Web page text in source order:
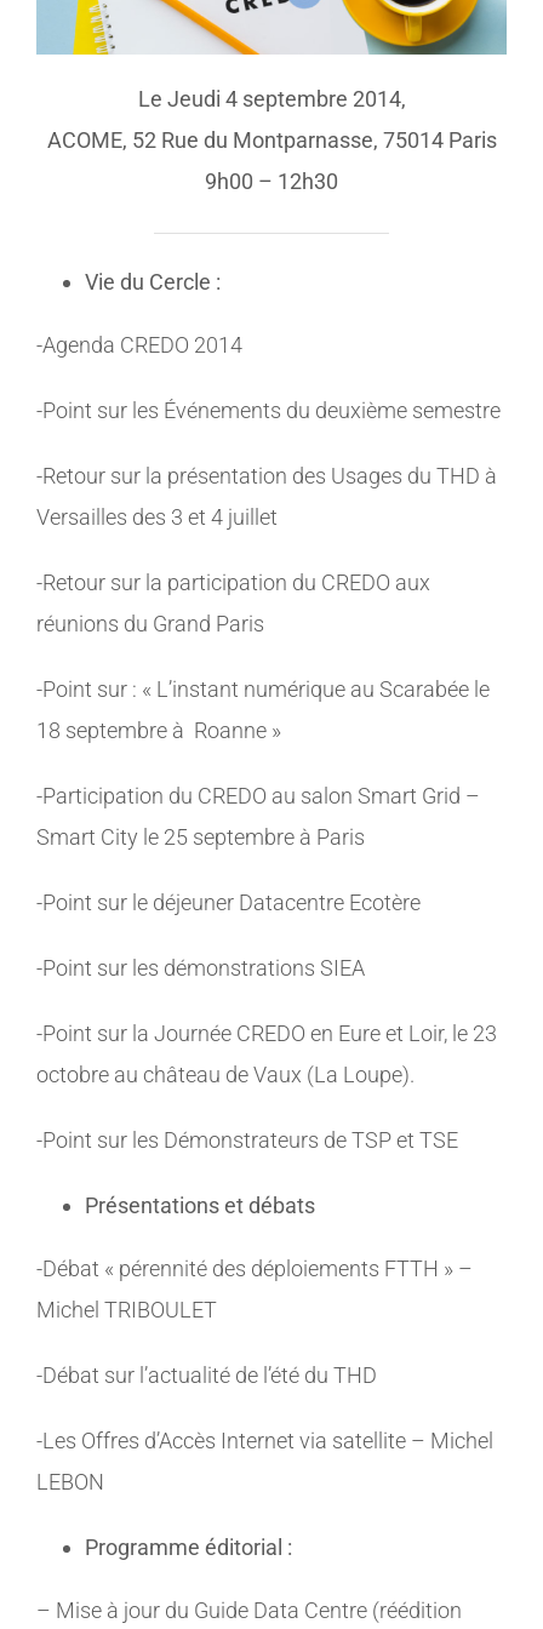
Le Jeudi ­4 septembre 2014,
ACOME, 52 Rue du Montparnasse, 75014 Paris
9h00 – 12h30
Vie du Cercle :
-Agenda CREDO 2014
-Point sur les Événements du deuxième semestre
-Retour sur la présentation des Usages du THD à
Versailles des 3 et 4 juillet
-Retour sur la participation du CREDO aux
réunions du Grand Paris
-Point sur : « L’instant numérique au Scarabée le
18 septembre à Roanne »
-Participation du CREDO au salon Smart Grid –
Smart City le 25 septembre à Paris
-Point sur le déjeuner Datacentre Ecotère
-Point sur les démonstrations SIEA
-Point sur la Journée CREDO en Eure et Loir, le 23
octobre au château de Vaux (La Loupe).
-Point sur les Démonstrateurs de TSP et TSE
Présentations et débats
-Débat « pérennité des déploiements FTTH » –
Michel TRIBOULET
-Débat sur l’actualité de l’été du THD
-Les Offres d’Accès Internet via satellite – Michel
LEBON
Programme éditorial :
– Mise à jour du Guide Data Centre (réédition